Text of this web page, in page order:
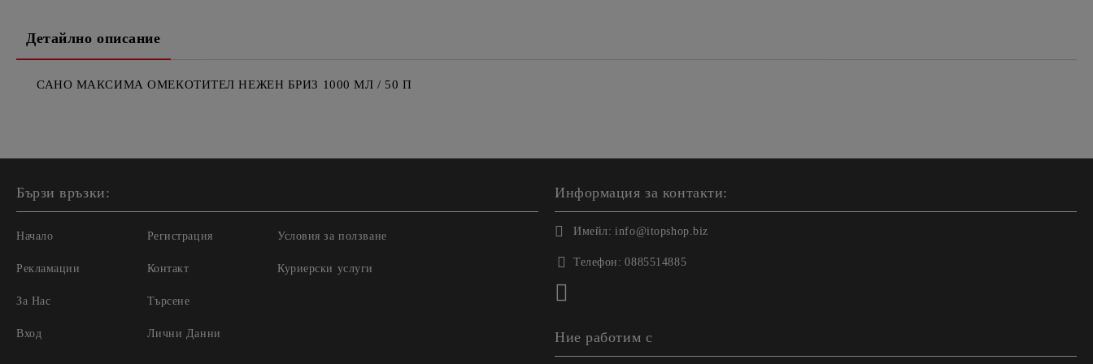
Детайлно описание
САНО МАКСИМА ОМЕКОТИТЕЛ НЕЖЕН БРИЗ 1000 МЛ / 50 П
Бързи връзки:
Начало
Рекламации
За Нас
Вход
Регистрация
Контакт
Търсене
Лични Данни
Условия за ползване
Куриерски услуги
Информация за контакти:
Имейл: info@itopshop.biz
Телефон: 0885514885
Ние работим с